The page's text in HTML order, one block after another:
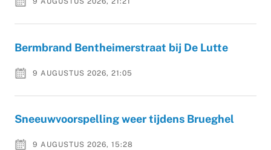
Bermbrand Bentheimerstraat bij De Lutte
9 AUGUSTUS 2026, 21:05
Sneeuwvoorspelling weer tijdens Brueghel
9 AUGUSTUS 2026, 15:28